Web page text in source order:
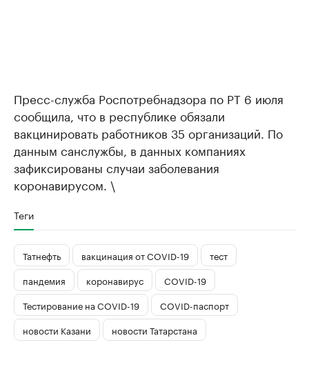
Пресс-служба Роспотребнадзора по РТ 6 июля
сообщила, что в республике обязали
вакцинировать работников 35 организаций. По
данным санслужбы, в данных компаниях
зафиксированы случаи заболевания
коронавирусом. \
Теги
Татнефть вакцинация от COVID-19
тест
пандемия
коронавирус
COVID-19
Тестирование на COVID-19
COVID-паспорт
новости Казани
новости Татарстана